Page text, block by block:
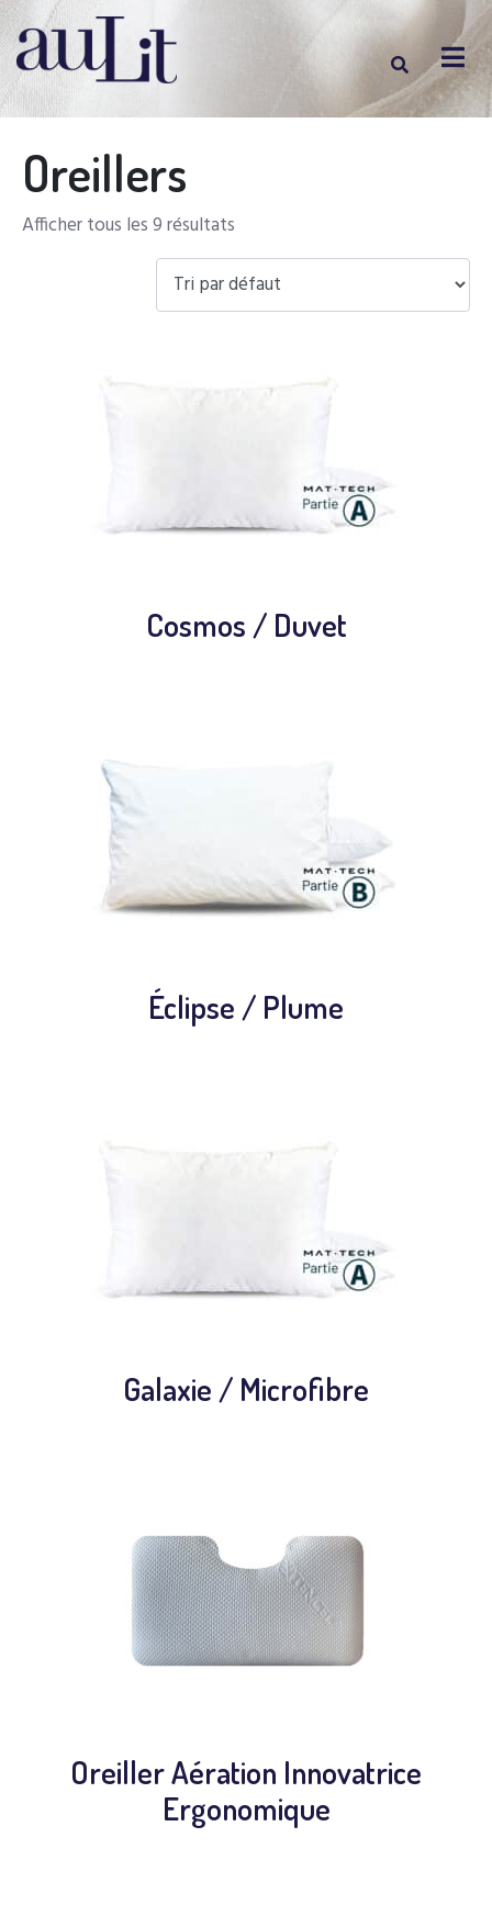
Oreillers
Afficher tous les 9 résultats
Cosmos / Duvet
Éclipse / Plume
Galaxie / Microfibre
Oreiller Aération Innovatrice
Ergonomique